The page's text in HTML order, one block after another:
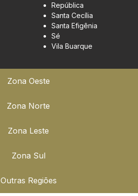
Zona Oeste
Zona Norte
Zona Leste
Zona Sul
Outras Regiões
República
Santa Cecília
Santa Efigênia
Sé
Vila Buarque